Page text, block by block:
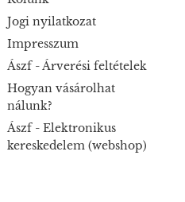
Jogi nyilatkozat
Impresszum
Ászf - Árverési feltételek
Hogyan vásárolhat
nálunk?
Ászf - Elektronikus
kereskedelem (webshop)